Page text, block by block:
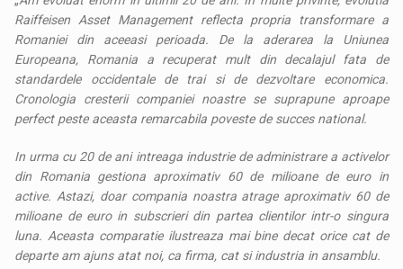
Raiffeisen Asset Management reflecta propria transformare a
Romaniei din aceeasi perioada. De la aderarea la Uniunea
Europeana, Romania a recuperat mult din decalajul fata de
standardele occidentale de trai si de dezvoltare economica.
Cronologia cresterii companiei noastre se suprapune aproape
perfect peste aceasta remarcabila poveste de succes national.
In urma cu 20 de ani intreaga industrie de administrare a activelor
din Romania gestiona aproximativ 60 de milioane de euro in
active. Astazi, doar compania noastra atrage aproximativ 60 de
milioane de euro in subscrieri din partea clientilor intr-o singura
luna. Aceasta comparatie ilustreaza mai bine decat orice cat de
departe am ajuns atat noi, ca firma, cat si industria in ansamblu.